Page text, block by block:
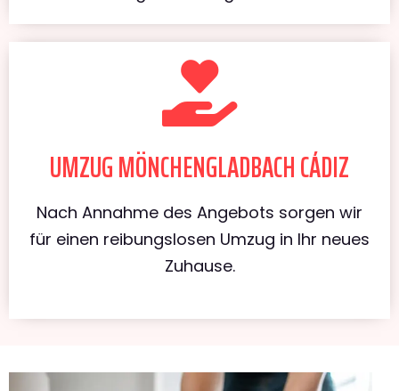
UMZUG MÖNCHENGLADBACH CÁDIZ
Nach Annahme des Angebots sorgen wir
für einen reibungslosen Umzug in Ihr neues
Zuhause.